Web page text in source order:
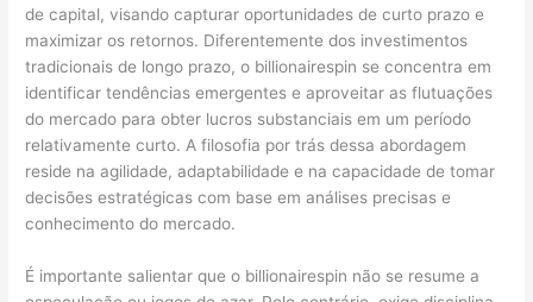
de capital, visando capturar oportunidades de curto prazo e
maximizar os retornos. Diferentemente dos investimentos
tradicionais de longo prazo, o billionairespin se concentra em
identificar tendências emergentes e aproveitar as flutuações
do mercado para obter lucros substanciais em um período
relativamente curto. A filosofia por trás dessa abordagem
reside na agilidade, adaptabilidade e na capacidade de tomar
decisões estratégicas com base em análises precisas e
conhecimento do mercado.
É importante salientar que o billionairespin não se resume a